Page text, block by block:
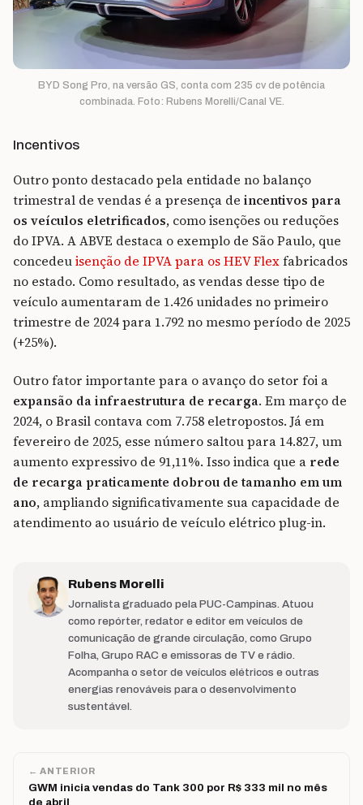
BYD Song Pro, na versão GS, conta com 235 cv de potência
combinada. Foto: Rubens Morelli/Canal VE.
Incentivos
Outro ponto destacado pela entidade no balanço
trimestral de vendas é a presença de incentivos para
os veículos eletrificados, como isenções ou reduções
do IPVA. A ABVE destaca o exemplo de São Paulo, que
concedeuisenção de IPVA para os HEV Flexfabricados
no estado. Como resultado, as vendas desse tipo de
veículo aumentaram de 1.426 unidades no primeiro
trimestre de 2024 para 1.792 no mesmo período de 2025
(+25%).
Outro fator importante para o avanço do setor foi a
expansão da infraestrutura de recarga. Em março de
2024, o Brasil contava com 7.758 eletropostos. Já em
fevereiro de 2025, esse número saltou para 14.827, um
aumento expressivo de 91,11%. Isso indica que a rede
de recarga praticamente dobrou de tamanho em um
ano, ampliando significativamente sua capacidade de
atendimento ao usuário de veículo elétrico plug-in.
Rubens Morelli
Jornalista graduado pela PUC-Campinas. Atuou
como repórter, redator e editor em veículos de
comunicação de grande circulação, como Grupo
Folha, Grupo RAC e emissoras de TV e rádio.
Acompanha o setor de veículos elétricos e outras
energias renováveis para o desenvolvimento
sustentável.
← ANTERIOR
GWM inicia vendas do Tank 300 por R$ 333 mil no mês
de abril